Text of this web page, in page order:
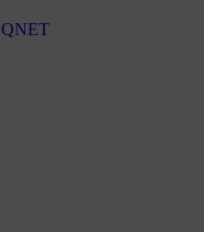
QNET